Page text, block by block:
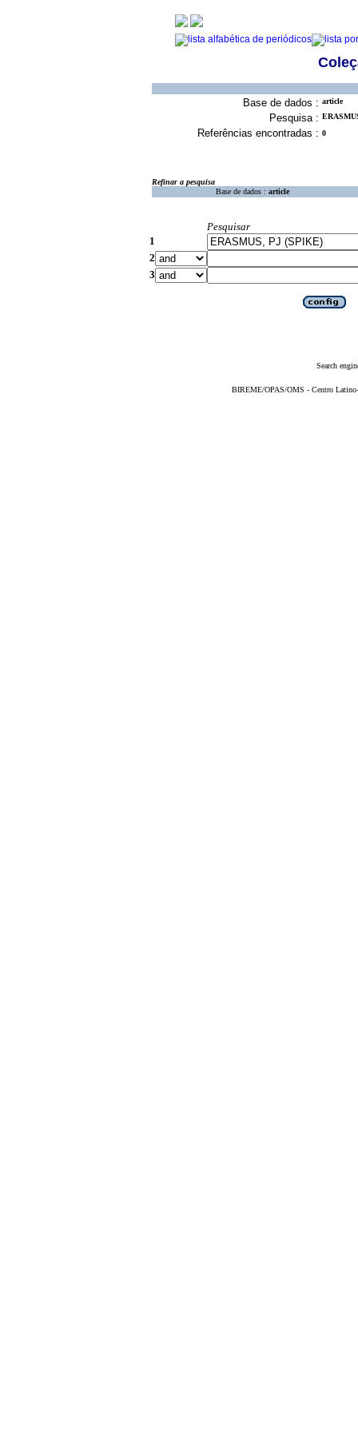
Base de dados : article
Pesquisa :
Referências encontradas : 0
Refinar a pesquisa
Base de dados : article
Pesquisar
1
2
3
Search
BIREME/OPAS/OMS - Centro Latino-